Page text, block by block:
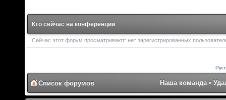
Кто сейчас на конференции
Сейчас этот форум просматривают: нет зарегистрированных
Список форумов Наша команда•